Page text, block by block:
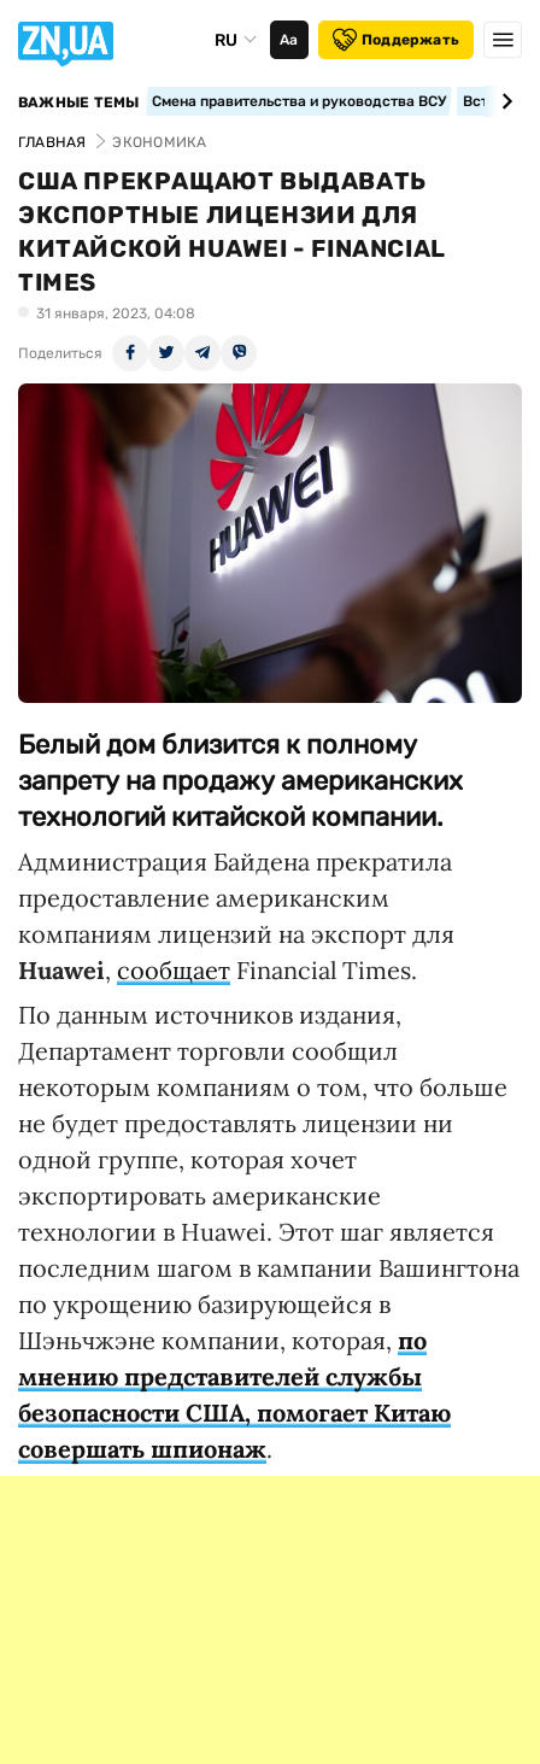
RU Аа Поддержать
ВАЖНЫЕ ТЕМЫ Смена правительства и руководства ВСУ
ГЛАВНАЯ ЭКОНОМИКА
США ПРЕКРАЩАЮТ ВЫДАВАТЬ
ЭКСПОРТНЫЕ ЛИЦЕНЗИИ ДЛЯ
КИТАЙСКОЙ HUAWEI - FINANCIAL
TIMES
31 января, 2023, 04:08
Поделиться
Белый дом близится к полному
запрету на продажу американских
технологий китайской компании.
Администрация Байдена прекратила
предоставление американским
компаниям лицензий на экспорт для
Huawei, сообщает Financial Times.
По данным источников издания,
Департамент торговли сообщил
некоторым компаниям о том, что больше
не будет предоставлять лицензии ни
одной группе, которая хочет
экспортировать американские
технологии в Huawei. Этот шаг является
последним шагом в кампании Вашингтона
по укрощению базирующейся в
Шэньчжэне компании, которая, по
мнению представителей службы
безопасности США, помогает Китаю
совершать шпионаж.